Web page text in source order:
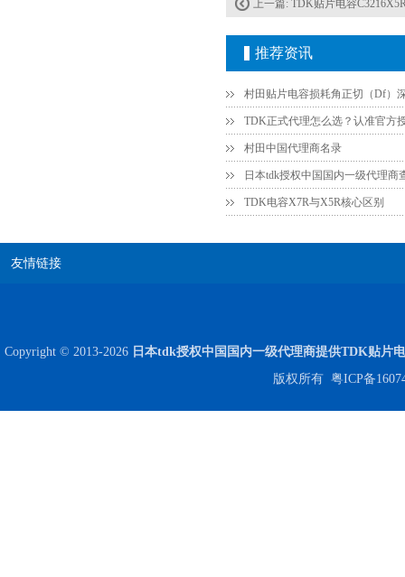
上一篇: TDK贴片电容
推荐资讯
村田中国代理商名录
日本tdk授权中国国内一级代理商
TDK电容X7R与X5R核心区别
友情链接
Copyright © 2013-2026 日本tdk授权中国国内一级代理商提供TDK贴片
版权所有 粤ICP备